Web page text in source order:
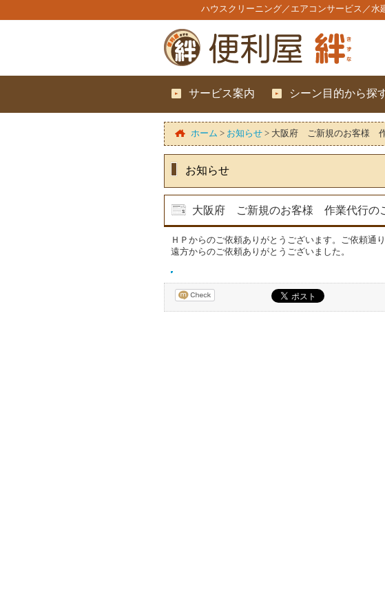
ハウスクリーニング／エアコンサービス／
サービス案内 シーン目的から探
ホーム > お知らせ > 大阪府 ご新規のお客様
お知らせ
大阪府 ご新規のお客様 作業代行の
ＨＰからのご依頼ありがとうございます。ご依頼通
遠方からのご依頼ありがとうございました。